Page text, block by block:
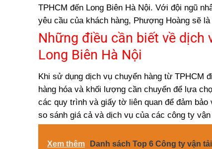
TPHCM đến Long Biên Hà Nội. Với đội ngũ
yêu cầu của khách hàng, Phượng Hoàng sẽ
Những điều cần biết về dịch
Long Biên Hà Nội
Khi sử dụng dịch vụ chuyển hàng từ TPHCM
hàng hóa và khối lượng cần chuyển để lựa
các quy trình và giấy tờ liên quan để đảm
so sánh giá cả và dịch vụ của các công ty
Xem thêm Danh sách Top 6 Công ty vận